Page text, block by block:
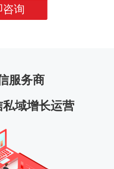
咨询
服务商
域增长运营